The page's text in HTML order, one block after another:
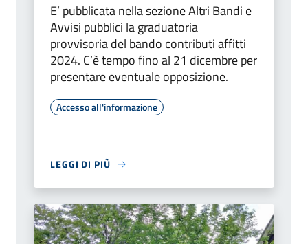
E’ pubblicata nella sezione Altri Bandi e
Avvisi pubblici la graduatoria
provvisoria del bando contributi affitti
2024. C’è tempo fino al 21 dicembre per
presentare eventuale opposizione.
Accesso all'informazione
LEGGI DI PIÙ